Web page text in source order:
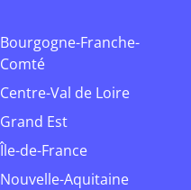
Bourgogne-Franche-
Comté
Centre-Val de Loire
Grand Est
Île-de-France
Nouvelle-Aquitaine